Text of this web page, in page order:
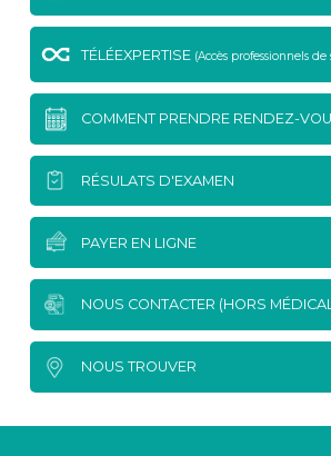
TÉLÉEXPERTISE (Accès professionnels de
COMMENT PRENDRE RENDEZ-
RÉSULATS D'EXAMEN
PAYER EN LIGNE
NOUS CONTACTER (HORS
NOUS TROUVER